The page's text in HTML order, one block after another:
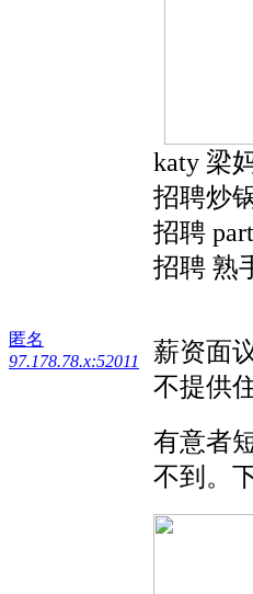
匿名
97.178.78.x:52011
katy 梁
招聘炒
招聘
招聘 熟
薪资面
不提供
有意者
不到。